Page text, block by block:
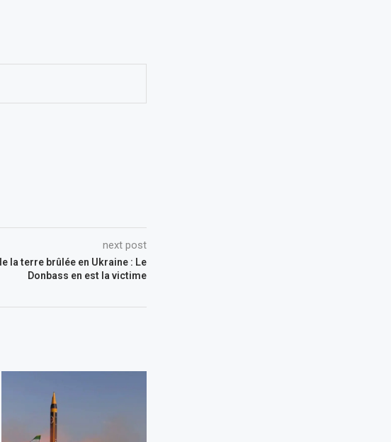
next post
la terre brûlée en Ukraine : Le
Donbass en est la victime